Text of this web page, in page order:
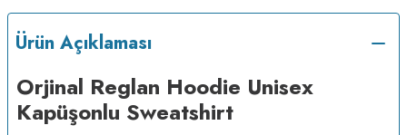
Ürün Açıklaması
Orjinal Reglan Hoodie Unisex
Kapüşonlu Sweatshirt